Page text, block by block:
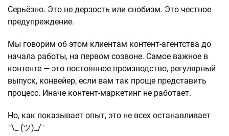
Серьёзно. Это не дерзость или снобизм. Это честное
предупреждение.
Мы говорим об этом клиентам контент-агентства до
начала работы, на первом созвоне. Самое важное в
контенте — это постоянное производство, регулярный
выпуск, конвейер, если вам так проще представить
процесс. Иначе контент-маркетинг не работает.
Но, как показывает опыт, это не всех останавливает
¯\_ (ツ)_/¯